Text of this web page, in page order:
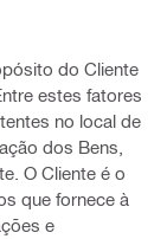
do Cliente
estes fatores
no local de
dos Bens,
O Cliente é o
que fornece à
e